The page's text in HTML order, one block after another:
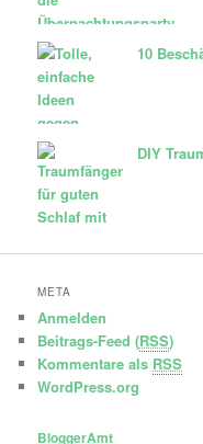
10
DIY
META
Anmelden
Beitrags-Feed (RSS)
Kommentare als RSS
WordPress.org
BloggerAmt